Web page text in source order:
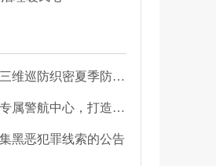
重庆长寿公安创新三维巡防织密夏季防溺水安全网
重庆永川公安依托专属警航中心，打造“全域感知、智能研判”智慧警务模式
黑恶犯罪线索的公告